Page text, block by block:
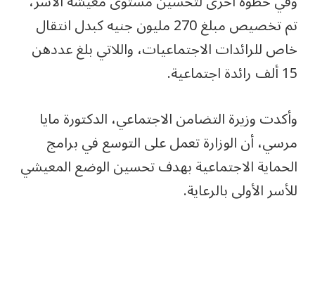
تم تخصيص مبلغ 270 مليون جنيه كبدل انتقال
خاص للرائدات الاجتماعيات، واللاتي بلغ عددهن
15 ألف رائدة اجتماعية.
وأكدت وزيرة التضامن الاجتماعي، الدكتورة مايا
مرسي، أن الوزارة تعمل على التوسع في برامج
الحماية الاجتماعية بهدف تحسين الوضع المعيشي
للأسر الأولى بالرعاية.